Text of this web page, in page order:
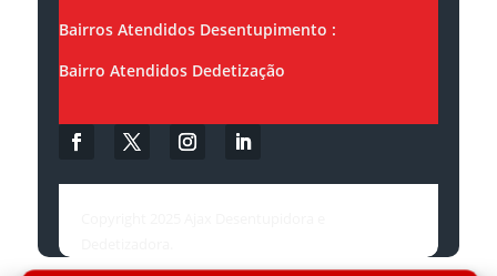
Bairros Atendidos Desentupimento :
Bairro Atendidos Dedetização